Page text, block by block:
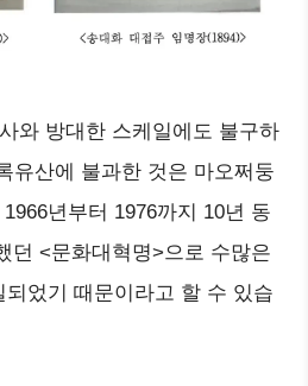
와 방대한 스케일에도 불구하
유산에 불과한 것은 마오쩌둥
년부터 1976까지 10년 동
던 <문화대혁명>으로 수많은
었기 때문이라고 할 수 있습